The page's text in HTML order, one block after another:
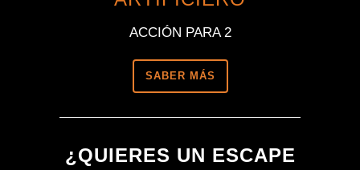
ACCIÓN PARA 2
SABER MÁS
¿QUIERES UN ESCAPE